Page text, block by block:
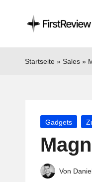
ir
Tests
Alles
Apple,
Kopfhörern
Startseite » Sales »
Posted
Gadgets
Posted
Von